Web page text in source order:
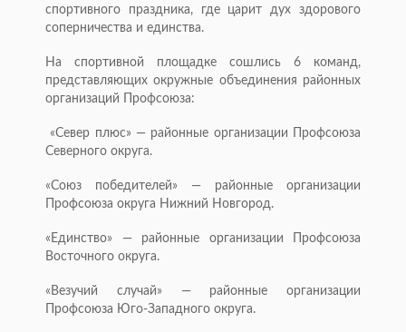
спортивного праздника, где царит дух здорового
соперничества и единства.
На спортивной площадке сошлись 6 команд,
представляющих окружные объединения районных
организаций Профсоюза:
«Север плюс» — районные организации Профсоюза
Северного округа.
«Союз победителей» — районные организации
Профсоюза округа Нижний Новгород.
«Единство» — районные организации Профсоюза
Восточного округа.
«Везучий случай» — районные организации
Профсоюза Юго-Западного округа.